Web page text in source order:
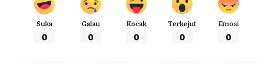
Suka
0
Galau
0
Kocak
0
Terkejut
0
Emosi
0